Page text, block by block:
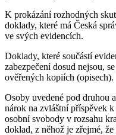
K prokázání rozhodných
doklady, které má Česká
ve svých evidencích.
Doklady, které součástí
zabezpečení dosud nejsou,
ověřených kopiích (opisech).
Osoby uvedené pod druhou
nárok na zvláštní příspěvek
osobní svobody v rozsahu
doklad, z něhož je zřejmé,